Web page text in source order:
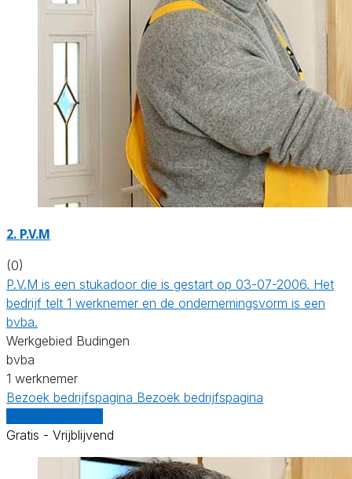
2. P.V.M
(0)
P.V.M is een stukadoor die is gestart op 03-07-2006. Het
bedrijf telt 1 werknemer en de ondernemingsvorm is een
bvba.
Werkgebied Budingen
bvba
1 werknemer
Bezoek bedrijfspagina Bezoek bedrijfspagina
Gratis - Vrijblijvend